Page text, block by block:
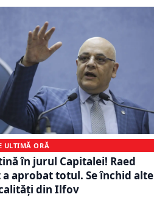
ULTIMĂ ORĂ
în jurul Capitalei! Raed
aprobat totul. Se închid alte
din Ilfov